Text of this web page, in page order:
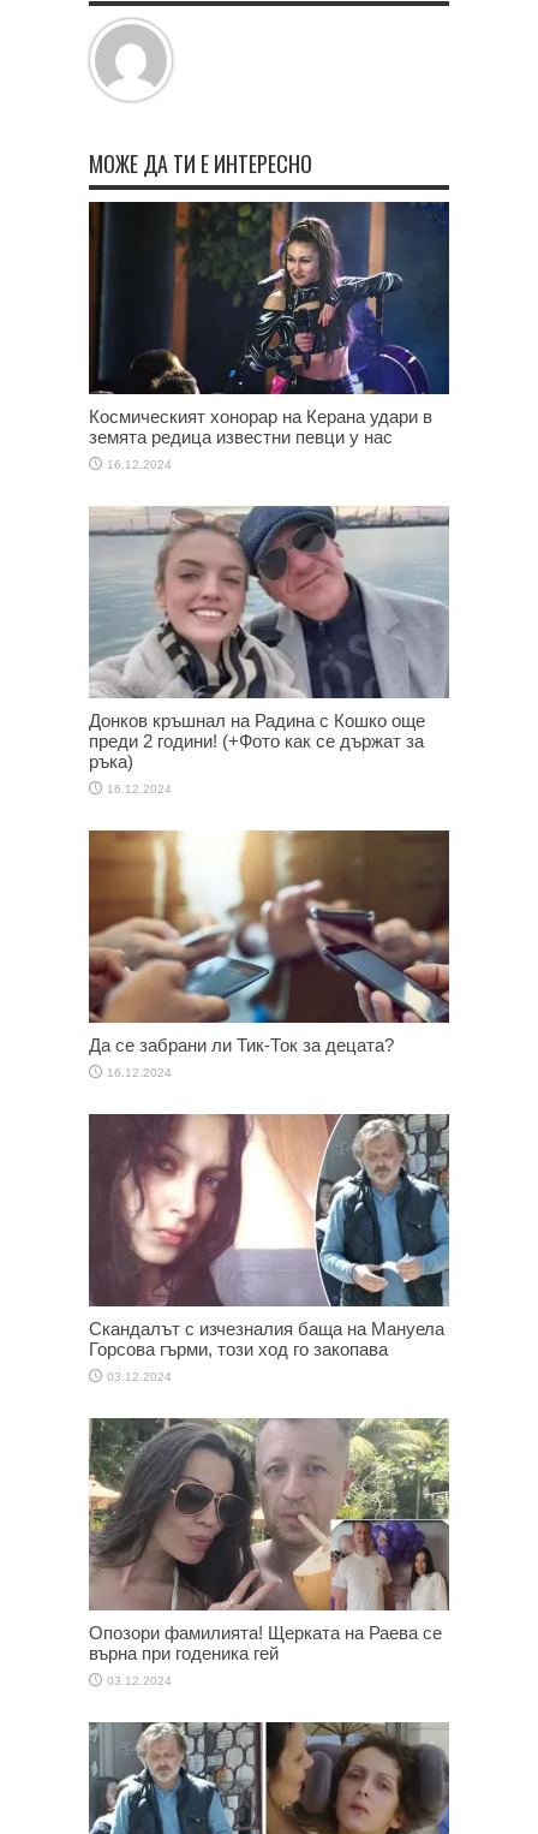
МОЖЕ ДА ТИ Е ИНТЕРЕСНО
Космическият хонорар на Керана удари в
земята редица известни певци у нас
16.12.2024
Донков кръшнал на Радина с Кошко още
преди 2 години! (+Фото как се държат за
ръка)
16.12.2024
Да се забрани ли Тик-Ток за децата?
16.12.2024
Скандалът с изчезналия баща на Мануела
Горсова гърми, този ход го закопава
03.12.2024
Опозори фамилията! Щерката на Раева се
върна при годеника гей
03.12.2024